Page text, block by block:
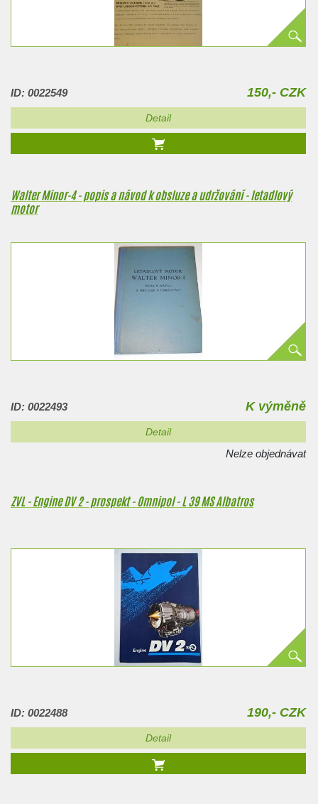
ID: 0022549 150,- CZK
Detail
Walter Minor-4 - popis a návod k obsluze a udržování - letadlový
motor
ID: 0022493 K výměně
Detail
Nelze objednávat
ZVL - Engine DV 2 - prospekt - Omnipol - L 39 MS Albatros
ID: 0022488 190,- CZK
Detail